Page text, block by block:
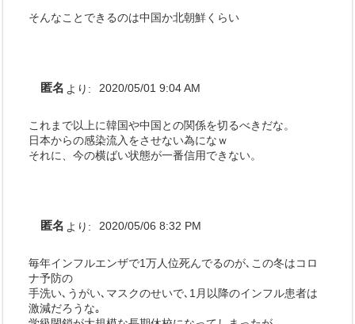
そんなことできるのは中国か北朝鮮くらい
匿名 より: 2020/05/01 9:04 AM
これまで以上に韓国や中国との関係を切るべきだな。
日本からの感染流入をさせない為になｗ
それに、今の横ばい状態が一番信用できない。
匿名 より: 2020/05/06 8:32 PM
毎年インフルエンザで1万人位死んでるのが､この冬はコロ
ナ予防の
手洗い､うがい､マスクのせいで､1月以降のインフル患者は
激減だろうな｡